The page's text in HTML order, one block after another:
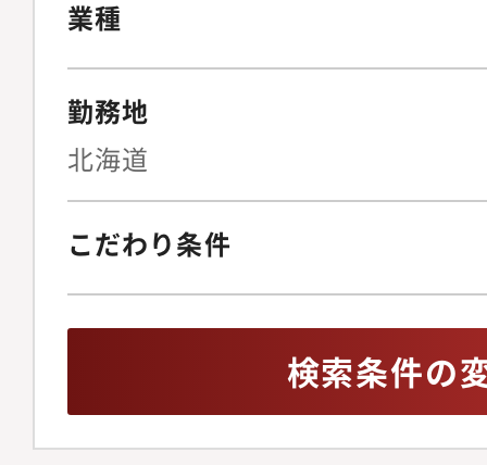
業種
勤務地
北海道
こだわり条件
検索条件の